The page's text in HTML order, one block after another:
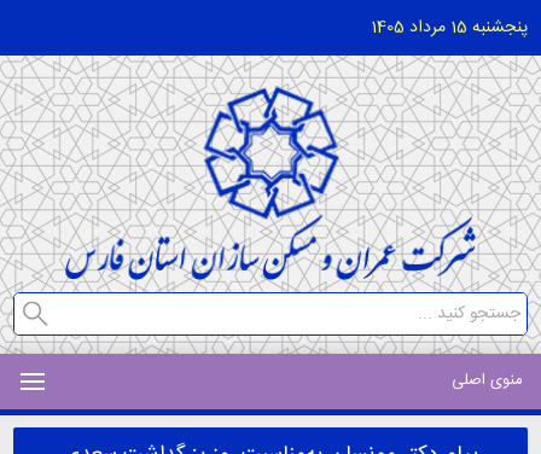
پنجشنبه 15 مرداد 1405
منوی اصلی